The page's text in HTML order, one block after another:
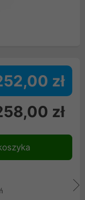
zł
zł